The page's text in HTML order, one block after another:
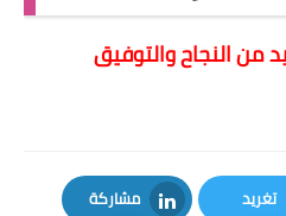
من النجاح والتوفيق
تغريد مشاركة